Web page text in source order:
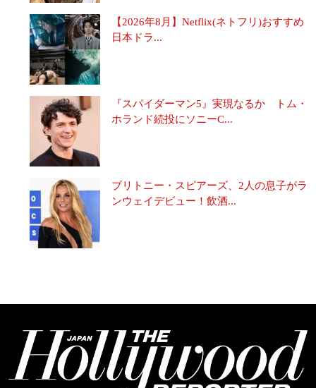
【2026年8月】Netflix(ネトフリ)おすすめ
日本ドラ...
『スパイダーマン5』実現なるか トム・
ホランド続投にソニーC...
ブリトニー・スピアーズ、2人の息子がラ
ンウェイデビュー！飲酒...